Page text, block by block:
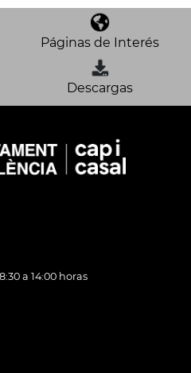
Páginas de Interés
Descargas
a 14:00 horas